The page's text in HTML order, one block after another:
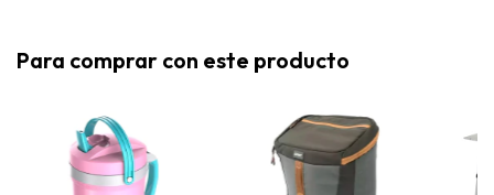
Para comprar con este producto